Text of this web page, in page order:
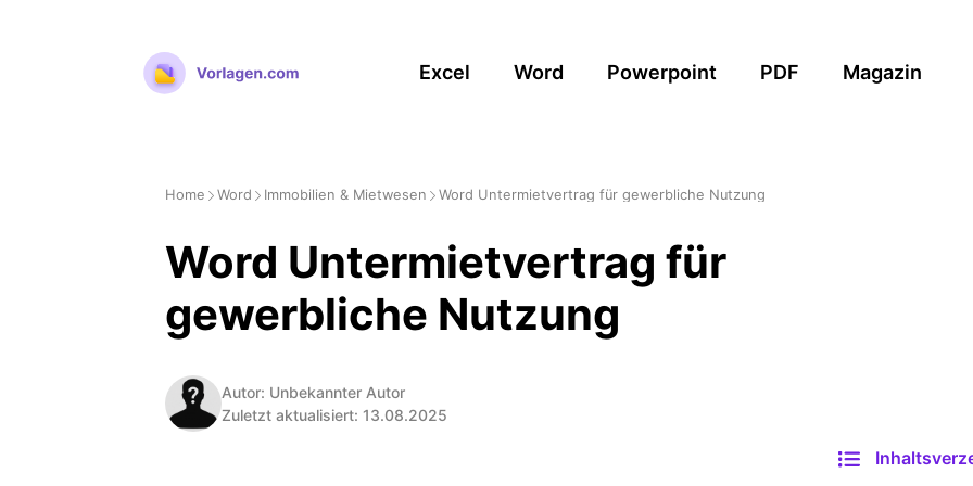
Excel Word Powerpoint PDF Magazin
Home Word Immobilien & Mietwesen Word Untermietvertrag für gewerbliche Nutzung
Word Untermietvertrag für
gewerbliche Nutzung
Autor: Unbekannter Autor
Zuletzt aktualisiert: 13.08.2025